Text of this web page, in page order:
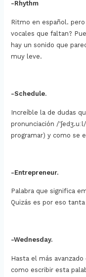
-Rhythm
Ritmo en español.
vocales que faltan?
hay un sonido que
muy leve.
-Schedule.
Increíble la de dudas
pronunciación /
programar) y como se
-Entrepreneur.
Palabra que significa
Quizás es por eso
-Wednesday.
Hasta el más
como escribir esta